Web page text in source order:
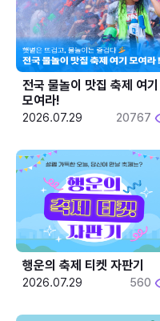
전국 물놀이 맛집 축제 여기
모여라!
2026.07.29 20767
행운의 축제 티켓 자판기
2026.07.29 560